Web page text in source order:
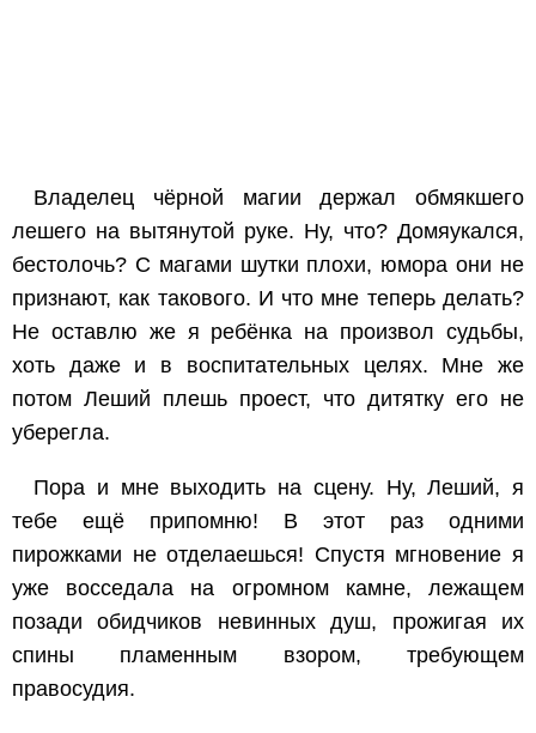
Владелец чёрной магии держал обмякшего
лешего на вытянутой руке. Ну, что? Домяукался,
бестолочь? С магами шутки плохи, юмора они не
признают, как такового. И что мне теперь делать?
Не оставлю же я ребёнка на произвол судьбы,
хоть даже и в воспитательных целях. Мне же
потом Леший плешь проест, что дитятку его не
уберегла.
Пора и мне выходить на сцену. Ну, Леший, я
тебе ещё припомню! В этот раз одними
пирожками не отделаешься! Спустя мгновение я
уже восседала на огромном камне, лежащем
позади обидчиков невинных душ, прожигая их
спины пламенным взором, требующем
правосудия.